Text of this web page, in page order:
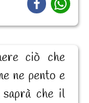
ciò che
ne pento e
saprà che il